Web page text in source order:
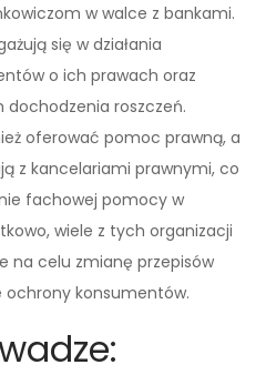
w walce z bankami.
się w działania
o ich prawach oraz
roszczeń.
oferować pomoc prawną, a
z kancelariami prawnymi, co
fachowej pomocy w
wiele z tych organizacji
na celu zmianę przepisów
ochrony konsumentów.